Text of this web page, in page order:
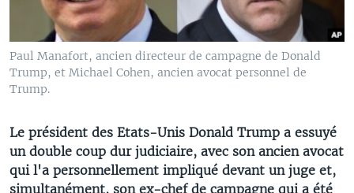
Paul Manafort, ancien directeur de campagne de Donald
Trump, et Michael Cohen, ancien avocat personnel de
Trump.
Le président des Etats-Unis Donald Trump a essuyé
un double coup dur judiciaire, avec son ancien avocat
qui l'a personnellement impliqué devant un juge et,
simultanément, son ex-chef de campagne qui a été